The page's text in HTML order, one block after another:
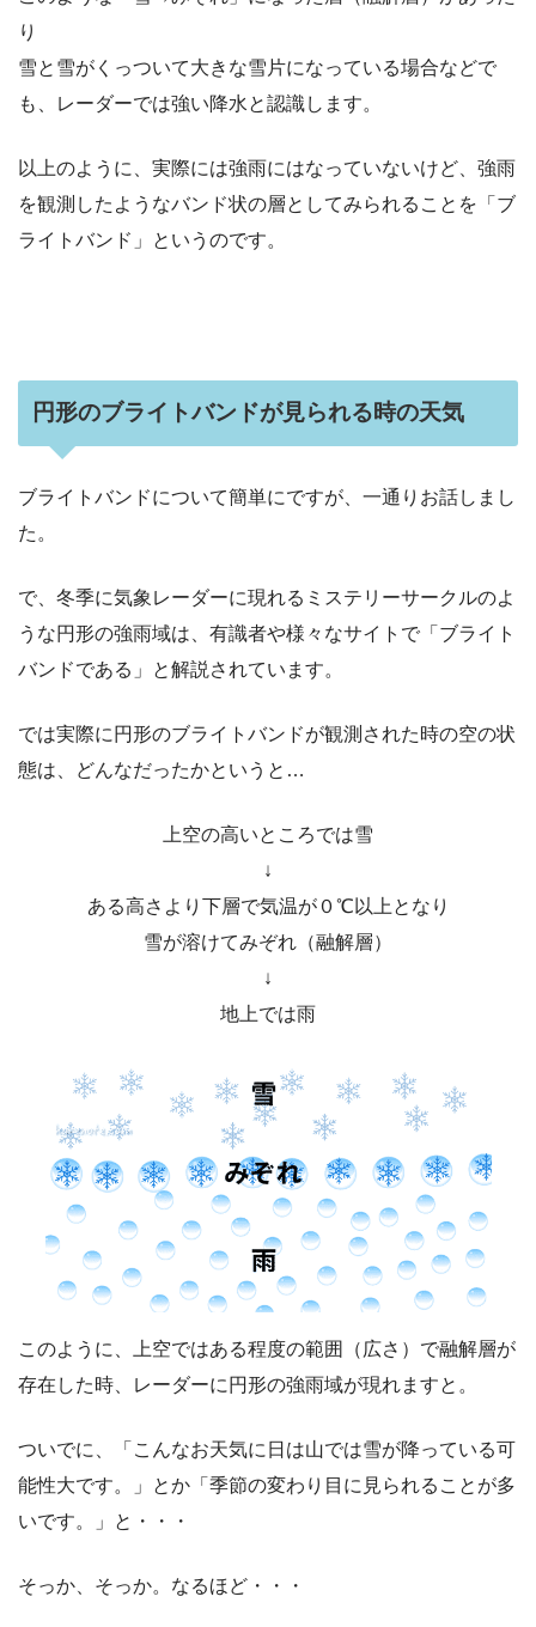
り
雪と雪がくっついて大きな雪片になっている場合などで
も、レーダーでは強い降水と認識します。
以上のように、実際には強雨にはなっていないけど、強雨
を観測したようなバンド状の層としてみられることを「ブ
ライトバンド」というのです。
円形のブライトバンドが見られる時の天気
ブライトバンドについて簡単にですが、一通りお話しまし
た。
で、冬季に気象レーダーに現れるミステリーサークルのよ
うな円形の強雨域は、有識者や様々なサイトで「ブライト
バンドである」と解説されています。
では実際に円形のブライトバンドが観測された時の空の状
態は、どんなだったかというと…
上空の高いところでは雪
↓
ある高さより下層で気温が０℃以上となり
雪が溶けてみぞれ（融解層）
↓
地上では雨
このように、上空ではある程度の範囲（広さ）で融解層が
存在した時、レーダーに円形の強雨域が現れますと。
ついでに、「こんなお天気に日は山では雪が降っている可
能性大です。」とか「季節の変わり目に見られることが多
いです。」と・・・
そっか、そっか。なるほど・・・